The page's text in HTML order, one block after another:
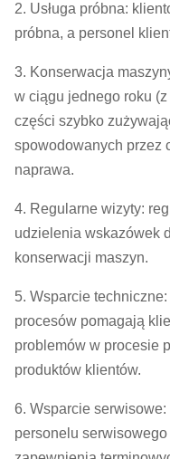
2. Usługa próbna:
próbna, a personel
3. Konserwacja
w ciągu jednego roku
części szybko
spowodowanych przez
naprawa.
4. Regularne wizyty:
udzielenia wskazówek
konserwacji maszyn.
5. Wsparcie
procesów pomagają
problemów w procesie
produktów klientów.
6. Wsparcie
personelu